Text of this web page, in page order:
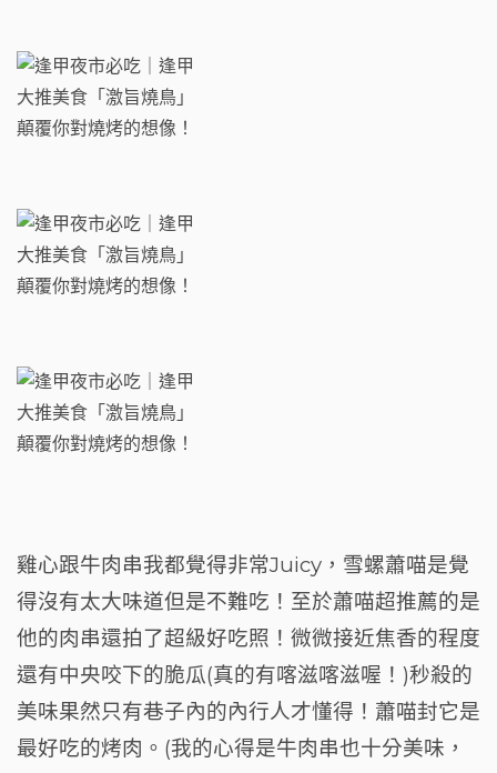
雞心跟牛肉串我都覺得非常Juicy，雪螺蕭喵是覺
得沒有太大味道但是不難吃！至於蕭喵超推薦的是
他的肉串還拍了超級好吃照！微微接近焦香的程度
還有中央咬下的脆瓜(真的有喀滋喀滋喔！)秒殺的
美味果然只有巷子內的內行人才懂得！蕭喵封它是
最好吃的烤肉。(我的心得是牛肉串也十分美味，